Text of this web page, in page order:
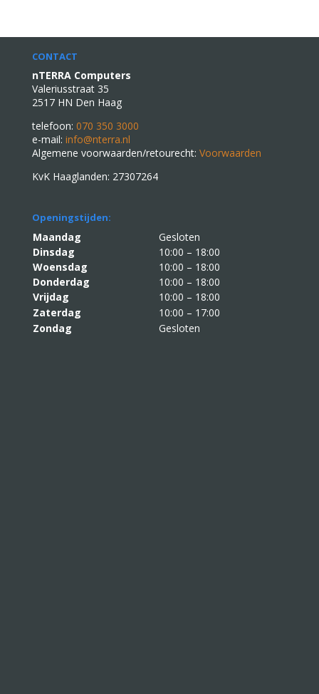
CONTACT
nTERRA Computers
Valeriusstraat 35
2517 HN Den Haag
telefoon: 070 350 3000
e-mail: info@nterra.nl
Algemene voorwaarden/retourecht: Voorwaarden
KvK Haaglanden: 27307264
Openingstijden:
Maandag
Gesloten
Dinsdag
10:00 – 18:00
Woensdag
10:00 – 18:00
Donderdag
10:00 – 18:00
Vrijdag
10:00 – 18:00
Zaterdag
10:00 – 17:00
Zondag
Gesloten